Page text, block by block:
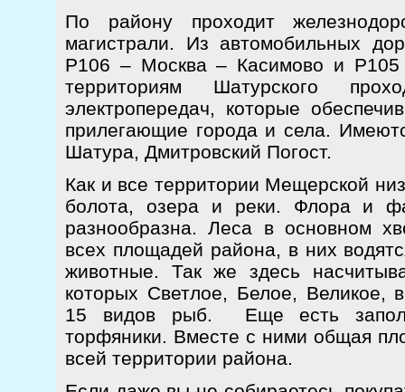
По району проходит
магистрали. Из автомобильных
Р106 – Москва – Касимово и
территориям Шатурского
электропередач, которые
прилегающие города и села.
Шатура, Дмитровский Погост.
Как и все территории Мещерской
болота, озера и реки. Флора и
разнообразна. Леса в основном
всех площадей района, в них
животные. Так же здесь
которых Светлое, Белое, Великое,
15 видов рыб. Еще есть
торфяники. Вместе с ними общая
всей территории района.